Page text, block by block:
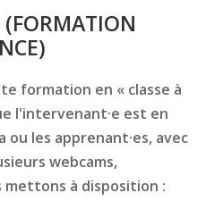
formation en « classe à
l'intervenant·e est en
ou les apprenant·es, avec
webcams,
mettons à disposition :